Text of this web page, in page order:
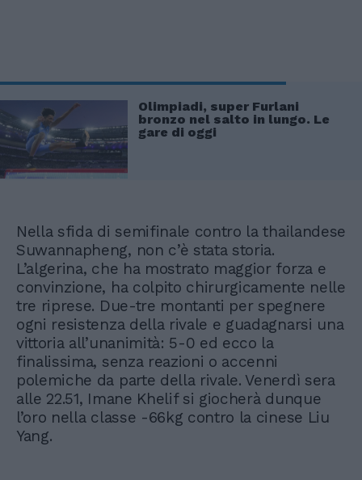
Olimpiadi, super Furlani
bronzo nel salto in lungo. Le
gare di oggi
Nella sfida di semifinale contro la thailandese
Suwannapheng, non c’è stata storia.
L’algerina, che ha mostrato maggior forza e
convinzione, ha colpito chirurgicamente nelle
tre riprese. Due-tre montanti per spegnere
ogni resistenza della rivale e guadagnarsi una
vittoria all’unanimità: 5-0 ed ecco la
finalissima, senza reazioni o accenni
polemiche da parte della rivale. Venerdì sera
alle 22.51, Imane Khelif si giocherà dunque
l’oro nella classe -66kg contro la cinese Liu
Yang.